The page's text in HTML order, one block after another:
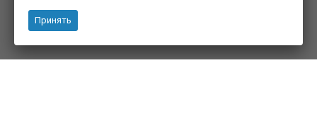
Принять